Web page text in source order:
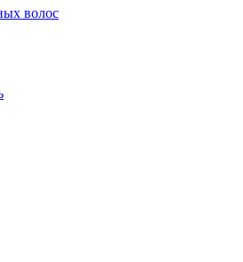
волос